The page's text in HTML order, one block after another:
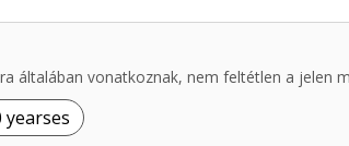
általában vonatkoznak, nem feltétlen a jelen
yearses